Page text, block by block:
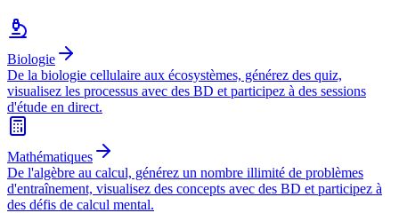
Biologie
De la biologie cellulaire aux écosystèmes, générez des quiz,
visualisez les processus avec des BD et participez à des sessions
d'étude en direct.
Mathématiques
De l'algèbre au calcul, générez un nombre illimité de problèmes
d'entraînement, visualisez des concepts avec des BD et participez à
des défis de calcul mental.